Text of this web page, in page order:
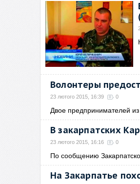
Волонтеры
23 лютого 2015, 16:39 0
Двое предпринимателей
В закарпатских
23 лютого 2015, 16:16 0
По сообщению
На Закарпатье